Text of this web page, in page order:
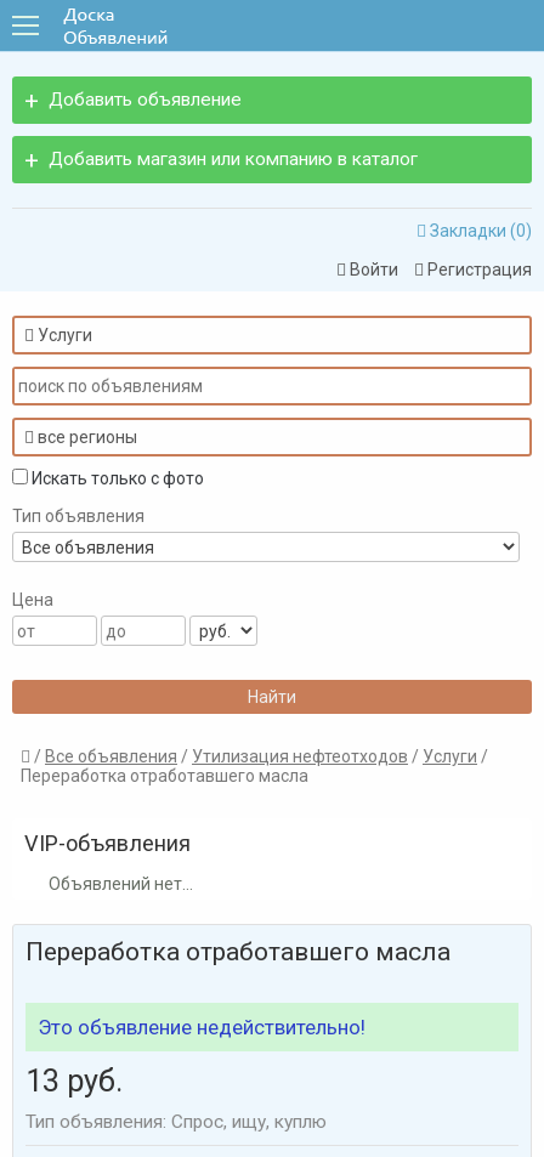
Добавить объявление
Добавить магазин или компанию в каталог
 Закладки (0)
 Войти  Регистрация
 Услуги
 все регионы
Искать только с фото
Тип объявления
Цена
 / Все объявления / Утилизация нефтеотходов / Услуги /
Переработка отработавшего масла
VIP-объявления
Объявлений нет...
Переработка отработавшего масла
Это объявление недействительно!
13 руб.
Тип объявления: Спрос, ищу, куплю